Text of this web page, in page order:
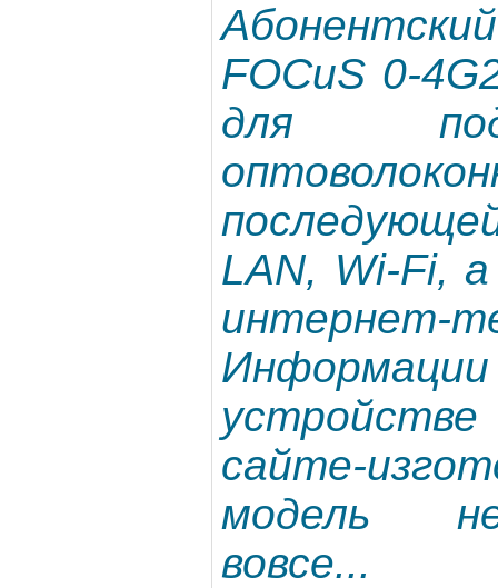
FOCuS 0-
для
LAN, Wi-Fi,
интернет-
сайте-
модель
вовсе...